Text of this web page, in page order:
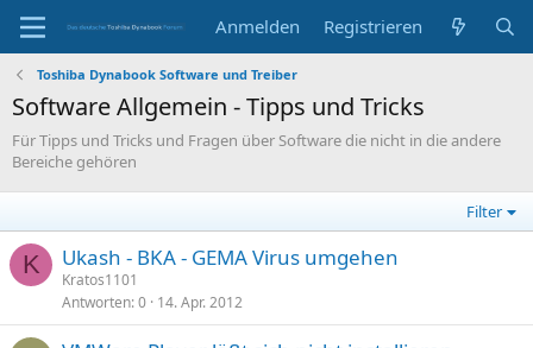
Anmelden Registrieren
Toshiba Dynabook Software und Treiber
Software Allgemein - Tipps und Tricks
Für Tipps und Tricks und Fragen über Software die nicht in die andere
Bereiche gehören
Filter
K Ukash - BKA - GEMA Virus umgehen
Kratos1101
Antworten 0 14. Apr. 2012